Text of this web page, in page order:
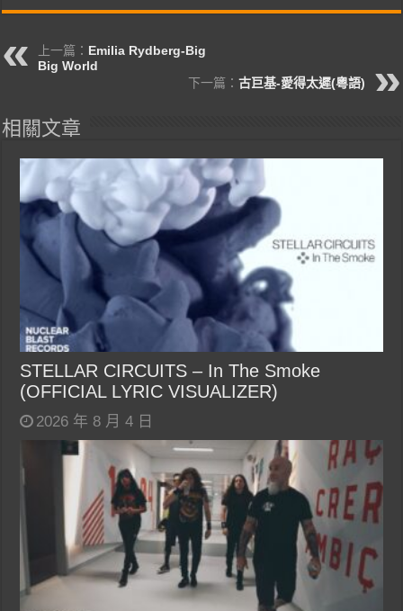
上一篇： Emilia Rydberg-Big
Big World
下一篇： 古巨基-愛得太遲(粵語)
相關文章
STELLAR CIRCUITS – In The Smoke
(OFFICIAL LYRIC VISUALIZER)
2026 年 8 月 4 日